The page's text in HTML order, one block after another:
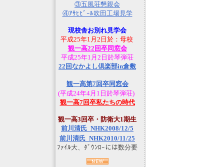
③五風荘懇親会
④ｱｻﾋﾋﾞｰﾙ吹田工場見学
現校舎お別れ見学会
平成25年1月2日於：母校
観一高22回卒同窓会
平成25年1月2日於琴弾荘
22回なかよし倶楽部in倉敷
観一高第7回卒同窓会
(平成24年4月1日於琴弾荘)
観一高7回卒私たちの時代
観一高3回卒・防衛大1期生
前川清氏_NHK2008/12/5
前川清氏_NHK2010/11/25
ﾌｧｲﾙ大、ﾀﾞｳﾝﾛｰには数分要